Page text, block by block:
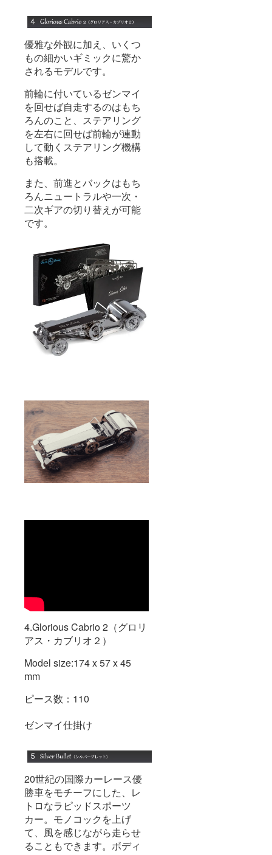
優雅な外観に加え、いくつ
もの細かいギミックに驚か
されるモデルです。
前輪に付いているゼンマイ
を回せば自走するのはもち
ろんのこと、ステアリング
を左右に回せば前輪が連動
して動くステアリング機構
も搭載。
また、前進とバックはもち
ろんニュートラルや一次・
二次ギアの切り替えが可能
です。
4.Glorious Cabrio 2（グロリ
アス・カブリオ２）
Model size:174 x 57 x 45
mm
ピース数：110
ゼンマイ仕掛け
20世紀の国際カーレース優
勝車をモチーフにした、レ
トロなラピッドスポーツ
カー。モノコックを上げ
て、風を感じながら走らせ
ることもできます。ボディ